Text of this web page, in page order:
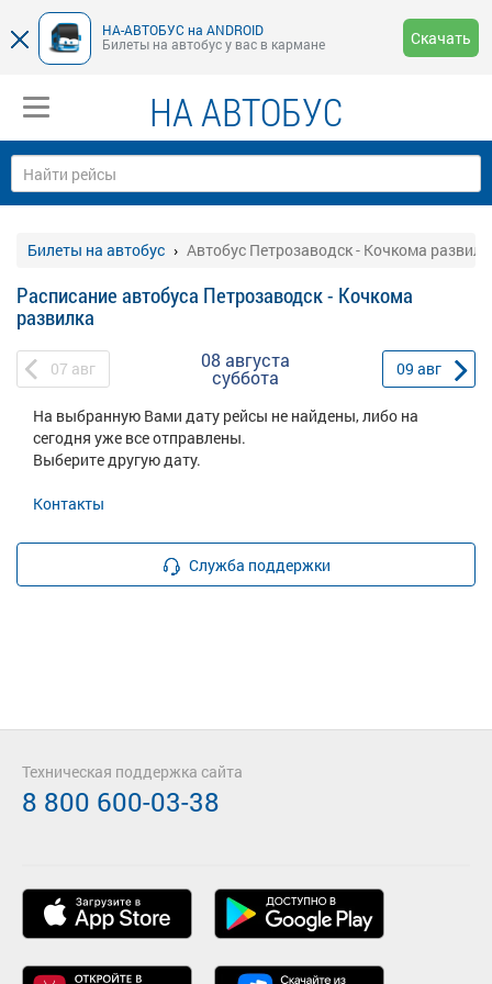
НА-АВТОБУС на ANDROID
Билеты на автобус у вас в кармане
Скачать
НА АВТОБУС
Билеты на автобус Автобус Петрозаводск - Кочкома
Расписание автобуса Петрозаводск - Кочкома
развилка
07 авг 08 августа
суббота 09 авг
На выбранную Вами дату рейсы не найдены, либо на
сегодня уже все отправлены.
Выберите другую дату.
Контакты
Служба поддержки
Техническая поддержка сайта
8 800 600-03-38